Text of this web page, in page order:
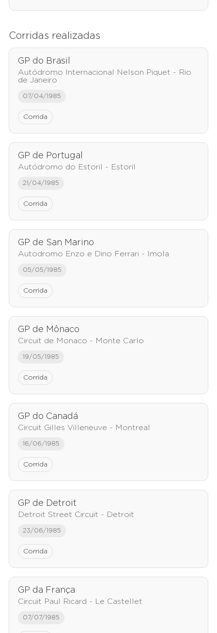
Corridas realizadas
GP do Brasil
Autódromo Internacional Nelson Piquet - Rio
de Janeiro
07/04/1985
Corrida
GP de Portugal
Autódromo do Estoril - Estoril
21/04/1985
Corrida
GP de San Marino
Autodromo Enzo e Dino Ferrari - Imola
05/05/1985
Corrida
GP de Mônaco
Circuit de Monaco - Monte Carlo
19/05/1985
Corrida
GP do Canadá
Circuit Gilles Villeneuve - Montreal
16/06/1985
Corrida
GP de Detroit
Detroit Street Circuit - Detroit
23/06/1985
Corrida
GP da França
Circuit Paul Ricard - Le Castellet
07/07/1985